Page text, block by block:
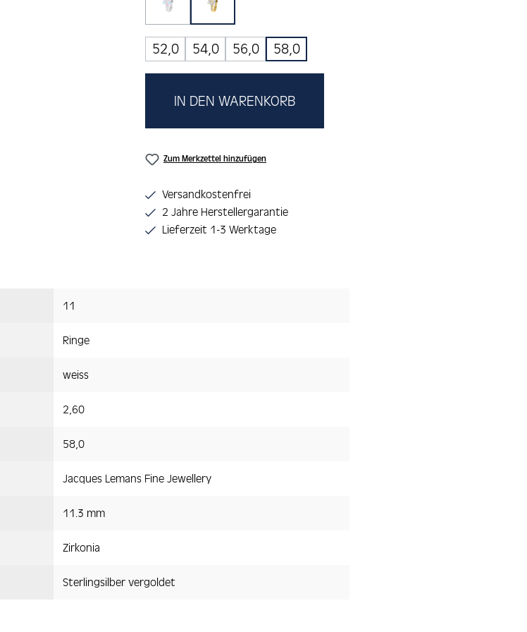
rosa/blau
(Diese Option ist zurzeit nicht verfügbar.)
weiss
52,0 54,0 56,0 58,0
IN DEN WARENKORB
Zum Merkzettel hinzufügen
Versandkostenfrei
2 Jahre Herstellergarantie
Lieferzeit 1-3 Werktage
11
Ringe
weiss
2,60
58,0
Jacques Lemans Fine Jewellery
11.3 mm
Zirkonia
Sterlingsilber vergoldet